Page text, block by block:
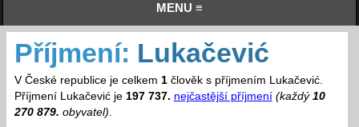
MENU ≡
Příjmení: Lukačević
V České republice je celkem 1člověk s příjmením Lukačević.
Příjmení Lukačević je 197 737. nejčastější příjmení (každý 10
270 879. obyvatel).